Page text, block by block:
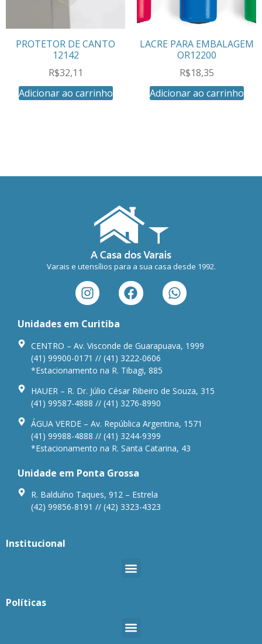
PROTETOR DE CANTO
12142
R$32,11
Adicionar ao carrinho
LACRE PARA EMBALAGEM
OR12200
R$18,35
Adicionar ao carrinho
Varais e utensílios para a sua casa desde 1992.
Unidades em Curitiba
CENTRO – Av. Visconde de Guarapuava, 1999
(41) 99900-0171 // (41) 3222-0606
*Estacionamento na R. Tibagi, 885
HAUER – R. Dr. Júlio César Ribeiro de Souza, 315
(41) 99587-4888 // (41) 3276-8990
ÁGUA VERDE – Av. República Argentina, 1571
(41) 99988-4888 // (41) 3244-9399
*Estacionamento na R. Santa Catarina, 43
Unidade em Ponta Grossa
R. Balduíno Taques, 912 – Estrela
(42) 99856-8191 // (42) 3323-4323
Institucional
Políticas